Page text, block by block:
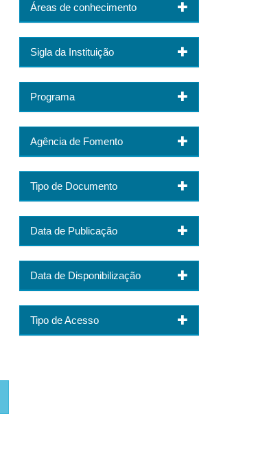
Áreas de conhecimento
Sigla da Instituição
Programa
Agência de Fomento
Tipo de Documento
Data de Publicação
Data de Disponibilização
Tipo de Acesso